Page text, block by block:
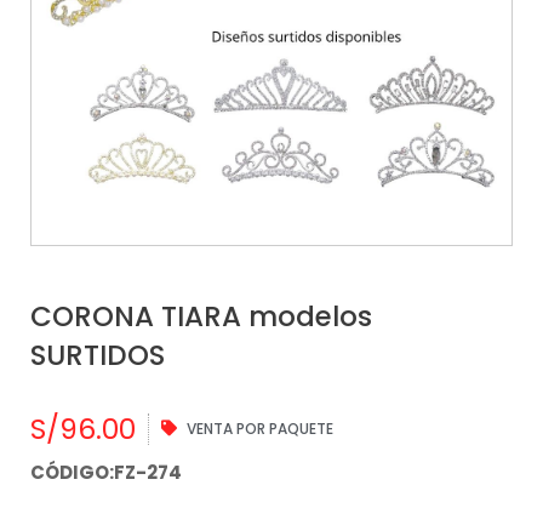
CORONA TIARA modelos
SURTIDOS
S/96.00 VENTA POR PAQUETE
CÓDIGO:FZ-274